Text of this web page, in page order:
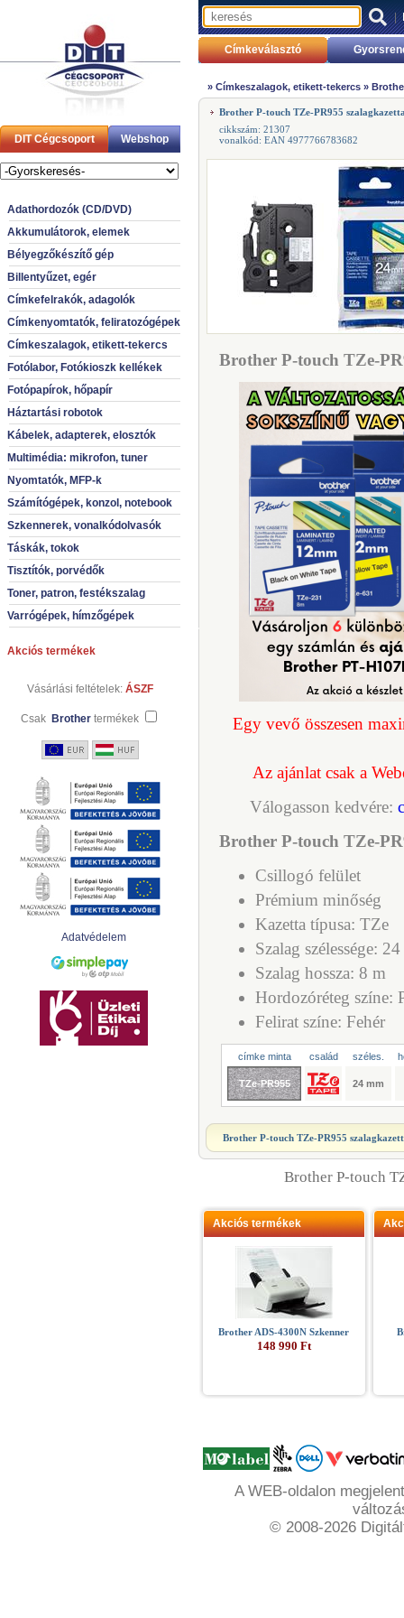
DIT Cégcsoport Webshop
Adathordozók (CD/DVD)
Akkumulátorok, elemek
Bélyegzőkészítő gép
Billentyűzet, egér
Címkefelrakók, adagolók
Címkenyomtatók, feliratozógépek
Címkeszalagok, etikett-tekercs
Fotólabor, Fotókioszk kellékek
Fotópapírok, hőpapír
Háztartási robotok
Kábelek, adapterek, elosztók
Multimédia: mikrofon, tuner
Nyomtatók, MFP-k
Számítógépek, konzol, notebook
Szkennerek, vonalkódolvasók
Táskák, tokok
Tisztítók, porvédők
Toner, patron, festékszalag
Varrógépek, hímzőgépek
Akciós termékek
Vásárlási feltételek: ÁSZF
Csak Brother termékek
Adatvédelem
|
Címkeválasztó
» Címkeszalagok, etikett-tekercs »
Brother P-touch TZe-PR955
cikkszám: 21307
vonalkód: EAN 4977766783682
Brother P-touch TZe-
Egy vevő összesen
Az ajánlat csak a
Válogasson kedvére:
Brother P-touch TZe-
Csillogó felület
Prémium minőség
Kazetta típusa: TZe
Szalag szélessége:
Szalag hossza: 8 m
Hordozóréteg színe:
Felirat színe: Fehér
címke minta család széles.
TZe-PR955 24 mm
Brother P-touch TZe-PR955
Brother P-touch
Akciós termékek
Brother ADS-4300N Szkenner
148 990 Ft
A WEB-oldalon
© 2008-2026